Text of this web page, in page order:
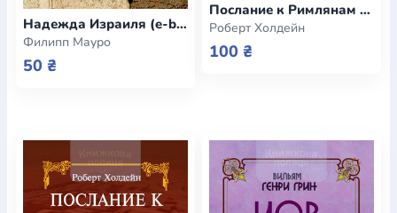
Надежда Израиля (e-book)
Филипп Мауро
50 ₴
Послание к Римлянам 6-10 (e-book)
Роберт Холдейн
100 ₴